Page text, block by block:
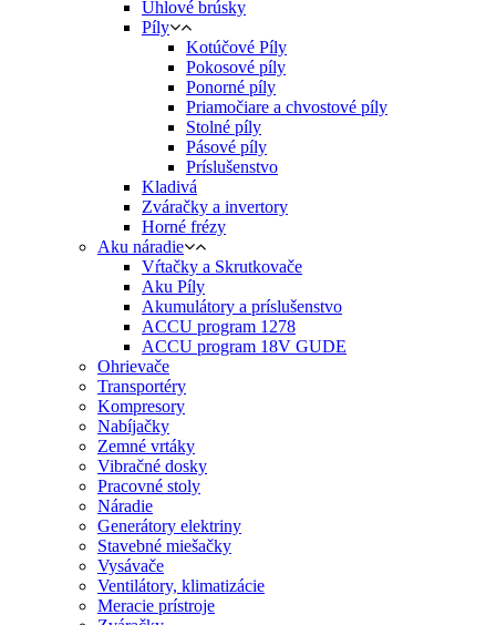
Uhlové brúsky
Píly
Kotúčové Píly
Pokosové píly
Ponorné píly
Priamočiare a chvostové píly
Stolné píly
Pásové píly
Príslušenstvo
Kladivá
Zváračky a invertory
Horné frézy
Aku náradie
Vŕtačky a Skrutkovače
Aku Píly
Akumulátory a príslušenstvo
ACCU program 1278
ACCU program 18V GUDE
Ohrievače
Transportéry
Kompresory
Nabíjačky
Zemné vrtáky
Vibračné dosky
Pracovné stoly
Náradie
Generátory elektriny
Stavebné miešačky
Vysávače
Ventilátory, klimatizácie
Meracie prístroje